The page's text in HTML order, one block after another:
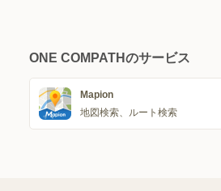
ONE COMPATHのサービス
Mapion
地図検索、ルート検索